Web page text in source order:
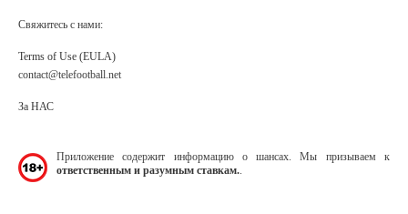
Свяжитесь с нами:
Terms of Use (EULA)
contact@telefootball.net
За НАС
Приложение содержит информацию о шансах. Мы призываем к
ответственным и разумным ставкам.